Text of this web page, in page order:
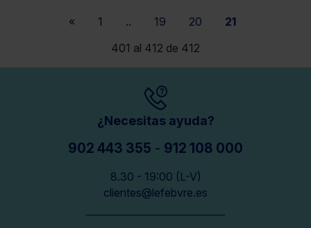
« 1 .. 19 20
21
401 al 412 de 412
¿Necesitas ayuda?
902 443 355 - 912 108 000
8.30 - 19:00 (L-V)
clientes@lefebvre.es